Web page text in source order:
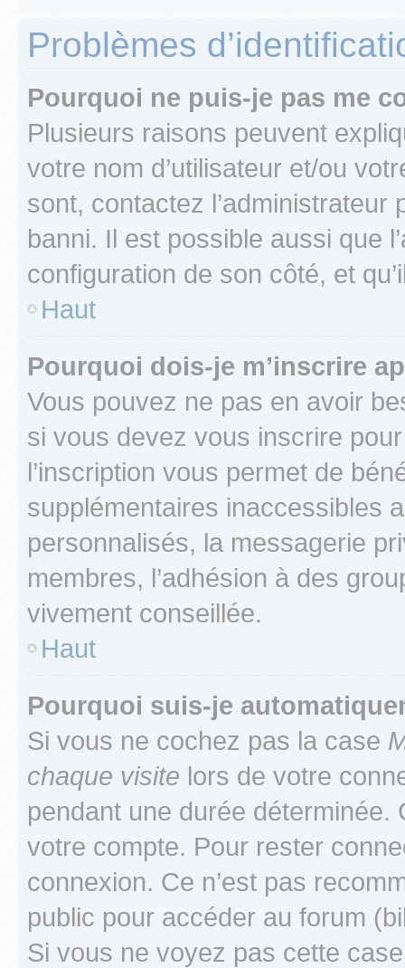
Problèmes
Pourquoi ne puis-je pas me
Plusieurs raisons peuvent
votre nom d’utilisateur et/ou
sont, contactez l’administrateur
banni. Il est possible aussi que
configuration de son côté, et
Haut
Pourquoi dois-je m’inscrire
Vous pouvez ne pas en avoir
si vous devez vous inscrire
l’inscription vous permet de
supplémentaires inaccessibles
personnalisés, la messagerie
membres, l’adhésion à des
vivement conseillée.
Haut
Pourquoi suis-je
Si vous ne cochez pas la case
chaque visite lors de votre
pendant une durée déterminée.
votre compte. Pour rester
connexion. Ce n’est pas
public pour accéder au forum
Si vous ne voyez pas cette